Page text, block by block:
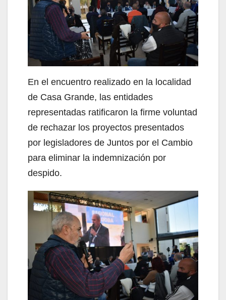
En el encuentro realizado en la localidad
de Casa Grande, las entidades
representadas ratificaron la firme voluntad
de rechazar los proyectos presentados
por legisladores de Juntos por el Cambio
para eliminar la indemnización por
despido.